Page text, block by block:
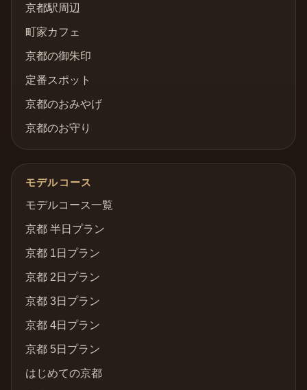
京都駅周辺
町家カフェ
京都の御朱印
定番スポット
京都のおみやげ
京都のお守り
モデルコース
モデルコース一覧
京都 半日プラン
京都 1日プラン
京都 2日プラン
京都 3日プラン
京都 4日プラン
京都 5日プラン
はじめての京都